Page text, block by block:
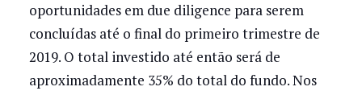
oportunidades em due diligence para serem
concluídas até o final do primeiro trimestre de
2019. O total investido até então será de
aproximadamente 35% do total do fundo. Nos